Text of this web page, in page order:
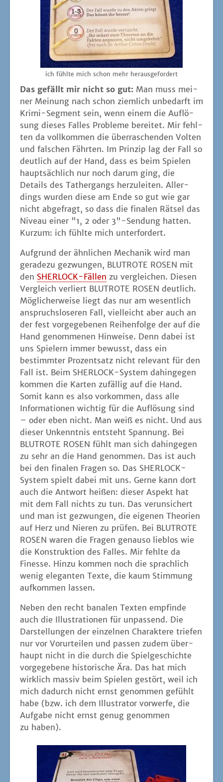
ich fühl­te mich schon mehr herausgefordert
Das gefällt mir nicht so gut: Man muss mei­
ner Mei­nung nach schon ziem­lich unbe­darft im
Kri­mi-Seg­ment sein, wenn einem die Auf­lö­
sung die­ses Fal­les Pro­ble­me berei­tet. Mir fehl­
ten da voll­kom­men die über­ra­schen­den Vol­ten
und fal­schen Fähr­ten. Im Prin­zip lag der Fall so
deut­lich auf der Hand, dass es beim Spie­len
haupt­säch­lich nur noch dar­um ging, die
Details des Tat­her­gangs her­zu­lei­ten. Aller­
dings wur­den die­se am Ende so gut wie gar
nicht abge­fragt, so dass die fina­len Rät­sel das
Niveau einer "1, 2 oder 3"-Sendung hat­ten.
Kurz­um: ich fühl­te mich unterfordert.
Auf­grund der ähn­li­chen Mecha­nik wird man
gera­de­zu gezwun­gen, BLUTROTE ROSEN mit
den SHER­LOCK-Fäl­len zu ver­glei­chen. Die­sen
Ver­gleich ver­liert BLUTROTE ROSEN deut­lich.
Mög­li­cher­wei­se liegt das nur am wesent­lich
anspruchs­lo­se­ren Fall, viel­leicht aber auch an
der fest vor­ge­ge­be­nen Rei­hen­fol­ge der auf die
Hand genom­me­nen Hin­wei­se. Denn dabei ist
uns Spie­lern immer bewusst, dass ein
bestimm­ter Pro­zent­satz nicht rele­vant für den
Fall ist. Beim SHER­LOCK-Sys­tem dahin­ge­gen
kom­men die Kar­ten zufäl­lig auf die Hand.
Somit kann es also vor­kom­men, dass alle
Infor­ma­tio­nen wich­tig für die Auf­lö­sung sind
– oder eben nicht. Man weiß es nicht. Und aus
die­ser Unkennt­nis ent­steht Span­nung. Bei
BLUTROTE ROSEN fühlt man sich dahin­ge­gen
zu sehr an die Hand genom­men. Das ist auch
bei den fina­len Fra­gen so. Das SHER­LOCK-
Sys­tem spielt dabei mit uns. Ger­ne kann dort
auch die Ant­wort hei­ßen: die­ser Aspekt hat
mit dem Fall nichts zu tun. Das ver­un­si­chert
und man ist gezwun­gen, die eige­nen Theo­rien
auf Herz und Nie­ren zu prü­fen. Bei BLUTROTE
ROSEN waren die Fra­gen genau­so lieb­los wie
die Kon­struk­ti­on des Fal­les. Mir fehl­te da
Fines­se. Hin­zu kom­men noch die sprach­lich
wenig ele­gan­ten Tex­te, die kaum Stim­mung
auf­kom­men lassen.
Neben den recht bana­len Tex­ten emp­fin­de
auch die Illus­tra­tio­nen für unpas­send. Die
Dar­stel­lun­gen der ein­zel­nen Cha­rak­te­re trie­fen
nur vor Vor­ur­tei­len und pas­sen zudem über­
haupt nicht in die durch die Spiel­ge­schich­te
vor­ge­ge­be­ne his­to­ri­sche Ära. Das hat mich
wirk­lich mas­siv beim Spie­len gestört, weil ich
mich dadurch nicht ernst genom­men gefühlt
habe (bzw. ich dem Illus­tra­tor vor­wer­fe, die
Auf­ga­be nicht ernst genug genom­men
zu haben).